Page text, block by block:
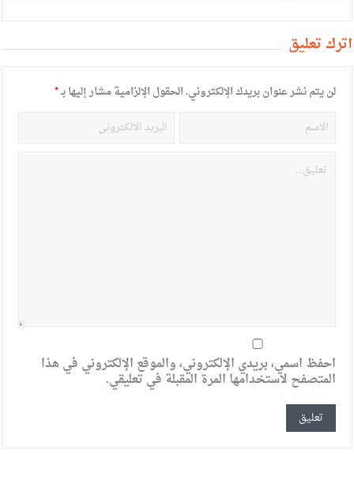
أترك تعليق
لن يتم نشر عنوان بريدك الإلكتروني.الحقول الإلزامية مشار إليها بـ*
احفظ اسمي، بريدي الإلكتروني، والموقع الإلكتروني في هذا
المتصفح لاستخدامها المرة المقبلة في تعليقي.